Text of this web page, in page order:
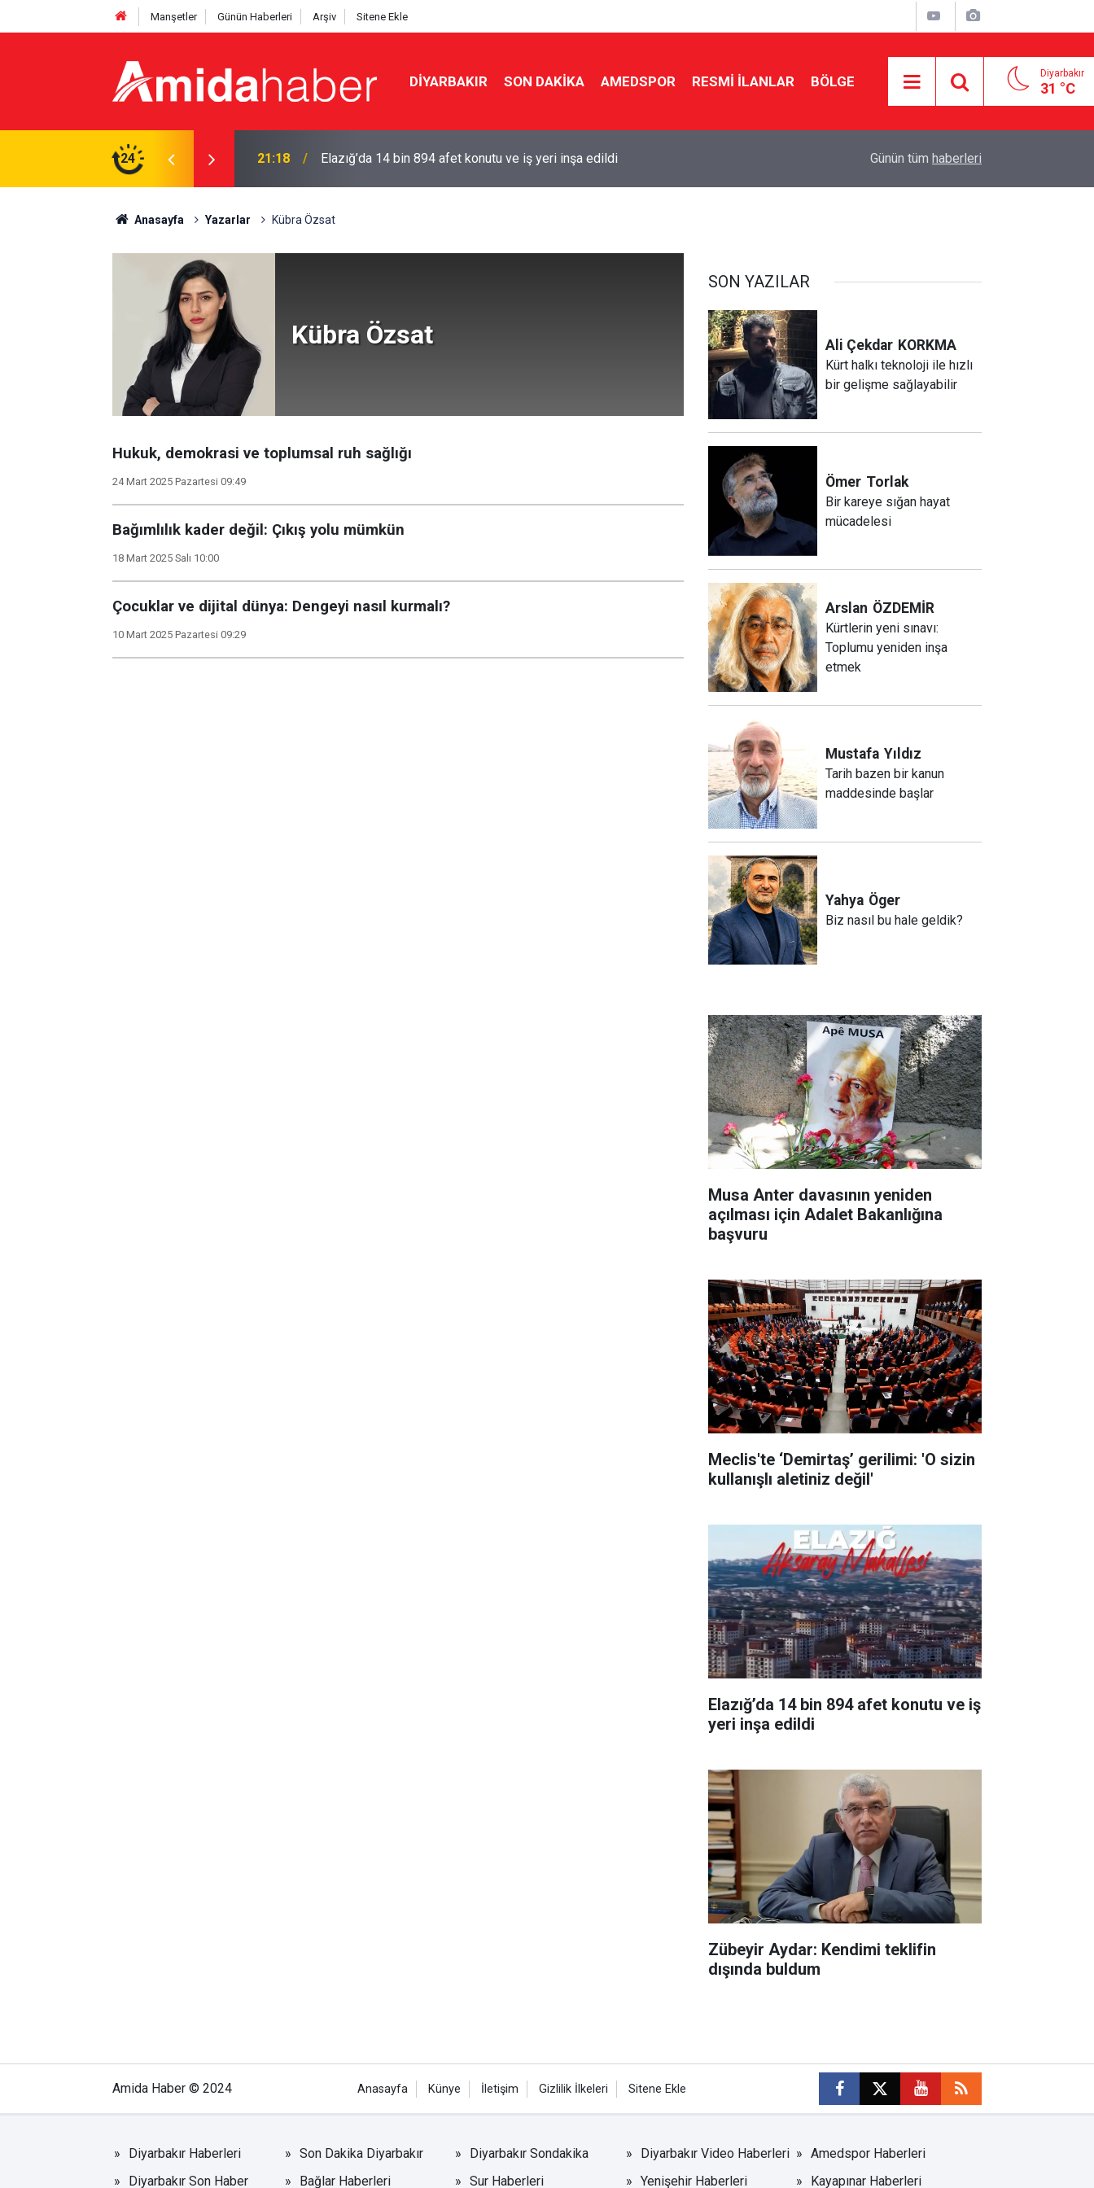
Manşetler Günün Haberleri Arşiv Sitene Ekle
DIYARBAKIR SON DAKIKA AMEDSPOR RESMI İLANLAR BÖLGE Diyarbakır
31 °C
24
kullanışlı aletiniz değil' 21:18 Elazığ’da 14 bin 894 afet konutu ve iş yeri inşa edildi Zübeyir Aydar: Kendimi teklifin dışında buldum
Günün tüm haberleri
Anasayfa Yazarlar Kübra Özsat
Kübra Özsat
Hukuk, demokrasi ve toplumsal ruh sağlığı
24 Mart 2025 Pazartesi 09:49
Bağımlılık kader değil: Çıkış yolu mümkün
18 Mart 2025 Salı 10:00
Çocuklar ve dijital dünya: Dengeyi nasıl kurmalı?
10 Mart 2025 Pazartesi 09:29
SON YAZILAR
Ali Çekdar KORKMA
Kürt halkı teknoloji ile hızlı
bir gelişme sağlayabilir
Ömer Torlak
Bir kareye sığan hayat
mücadelesi
Arslan ÖZDEMİR
Kürtlerin yeni sınavı:
Toplumu yeniden inşa
etmek
Mustafa Yıldız
Tarih bazen bir kanun
maddesinde başlar
Yahya Öger
Biz nasıl bu hale geldik?
Musa Anter davasının yeniden
açılması için Adalet Bakanlığına
başvuru
Meclis'te ‘Demirtaş’ gerilimi: 'O sizin
kullanışlı aletiniz değil'
Elazığ’da 14 bin 894 afet konutu ve iş
yeri inşa edildi
Zübeyir Aydar: Kendimi teklifin
dışında buldum
Amida Haber © 2024 Anasayfa Künye İletişim Gizlilik İlkeleri Sitene Ekle
Diyarbakır Haberleri Son Dakika Diyarbakır Diyarbakır Sondakika Diyarbakır Video Haberleri
Amedspor Haberleri
Diyarbakır Son Haber
Bağlar Haberleri Sur Haberleri Yenişehir Haberleri Kayapınar Haberleri